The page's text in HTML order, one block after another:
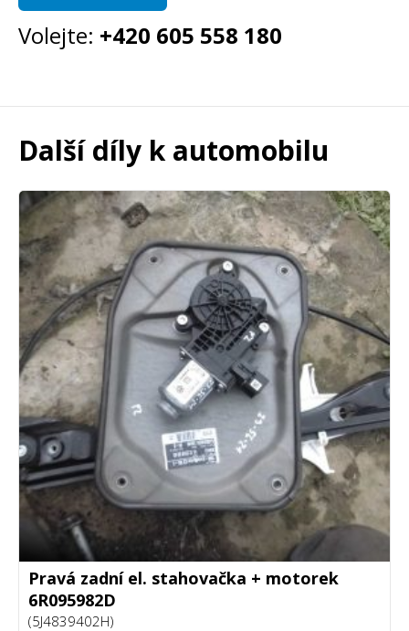
Volejte: +420 605 558 180
Další díly k automobilu
Pravá zadní el. stahovačka + motorek
6R095982D
(5J4839402H)